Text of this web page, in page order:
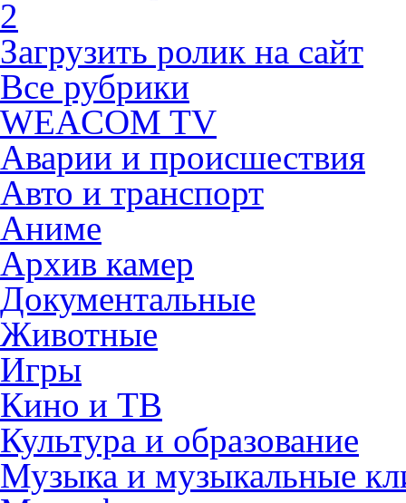
2
Загрузить ролик на сайт
Все рубрики
WEACOM TV
Аварии и происшествия
Авто и транспорт
Аниме
Архив камер
Документальные
Животные
Игры
Кино и ТВ
Культура и образование
Музыка и музыкальные